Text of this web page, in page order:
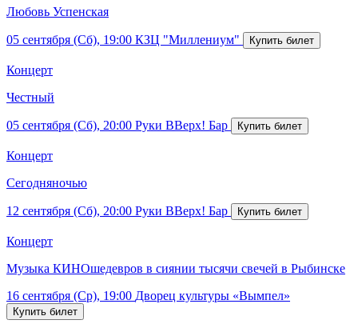
Любовь Успенская
05 сентября (Сб), 19:00 КЗЦ "Миллениум"
Концерт
Честный
05 сентября (Сб), 20:00 Руки ВВерх! Бар
Концерт
Сегодняночью
12 сентября (Сб), 20:00 Руки ВВерх! Бар
Концерт
Музыка КИНОшедевров в сиянии тысячи свечей в Рыбинске
16 сентября (Ср), 19:00 Дворец культуры «Вымпел»